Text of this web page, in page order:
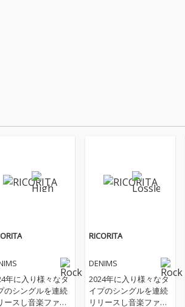
年に入り様々なタ
のシングルを連続
ースし音楽ファン
RICORITA
DENIMS
2024年に入り様々なタ
イプのシングルを連続
リリースし音楽ファン